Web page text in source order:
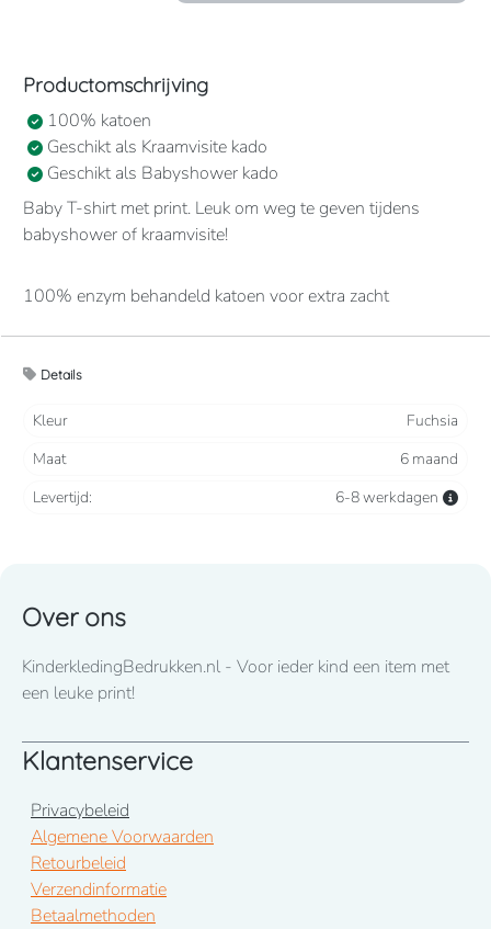
Productomschrijving
100% katoen
Geschikt als Kraamvisite kado
Geschikt als Babyshower kado
Baby T-shirt met print. Leuk om weg te geven tijdens
babyshower of kraamvisite!
100% enzym behandeld katoen voor extra zacht
dubbele stiksels.
Details
Kleur
Fuchsia
Maat
6 maand
Levertijd:
6-8 werkdagen
Over ons
KinderkledingBedrukken.nl - Voor ieder kind een item met
een leuke print!
Klantenservice
Privacybeleid
Algemene Voorwaarden
Retourbeleid
Verzendinformatie
Betaalmethoden